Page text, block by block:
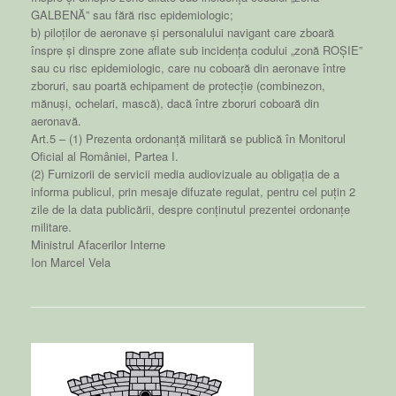
GALBENĂ” sau fără risc epidemiologic;
b) piloților de aeronave și personalului navigant care zboară
înspre și dinspre zone aflate sub incidența codului „zonă ROȘIE”
sau cu risc epidemiologic, care nu coboară din aeronave între
zboruri, sau poartă echipament de protecție (combinezon,
mănuși, ochelari, mască), dacă între zboruri coboară din
aeronavă.
Art.5 – (1) Prezenta ordonanță militară se publică în Monitorul
Oficial al României, Partea I.
(2) Furnizorii de servicii media audiovizuale au obligația de a
informa publicul, prin mesaje difuzate regulat, pentru cel puțin 2
zile de la data publicării, despre conținutul prezentei ordonanțe
militare.
Ministrul Afacerilor Interne
Ion Marcel Vela